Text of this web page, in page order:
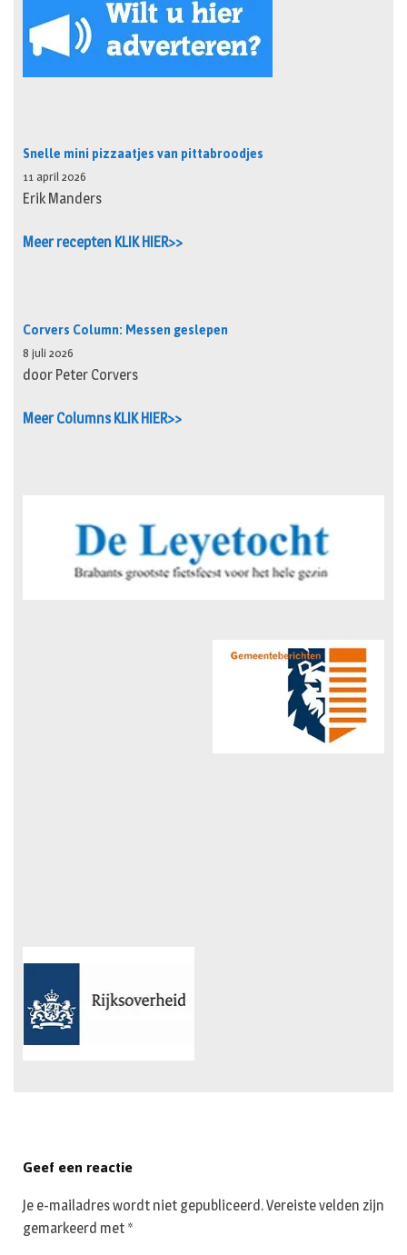
Snelle mini pizzaatjes van pittabroodjes
11 april 2026
Erik Manders
Meer recepten KLIK HIER>>
Corvers Column: Messen geslepen
8 juli 2026
door Peter Corvers
Meer Columns KLIK HIER>>
Geef een reactie
Je e-mailadres wordt niet gepubliceerd.Vereiste velden zijn
gemarkeerd met *